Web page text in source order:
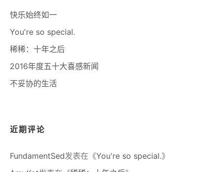
快乐始终如一
You're so special.
稀稀：十年之后
2016年度五十大喜感新闻
不妥协的生活
近期评论
FundamentSed发表在《You're so special.》